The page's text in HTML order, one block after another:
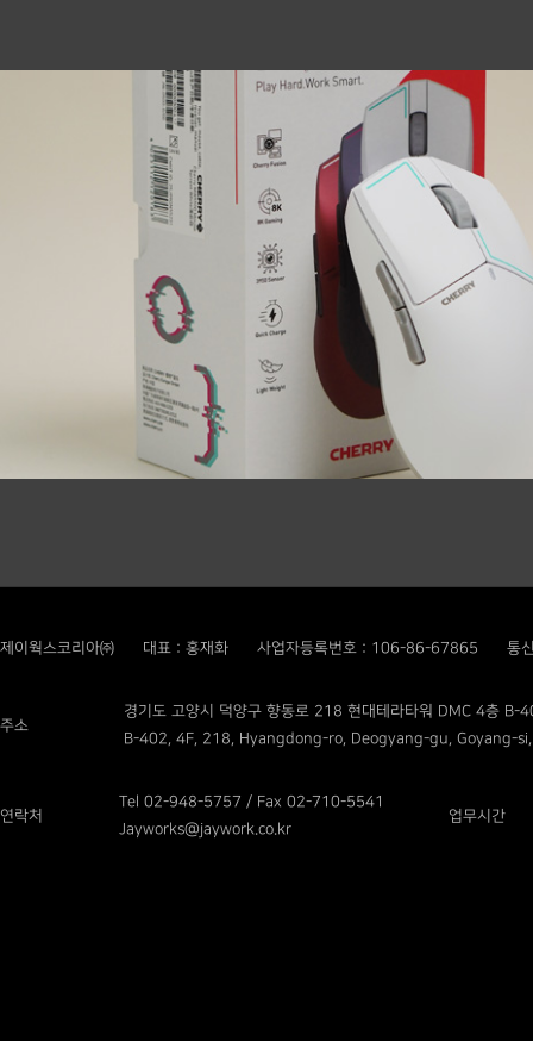
제이웍스코리아㈜ 대표 : 홍재화 사업자등록번호 : 106-86-67865 통
주소
경기도 고양시 덕양구 향동로 218 현대테라타워 DMC 4층 B-
B-402, 4F, 218, Hyangdong-ro, Deogyang-gu, Goyang-
연락처
Tel 02-948-5757 / Fax 02-710-5541
Jayworks@jaywork.co.kr
업무시간